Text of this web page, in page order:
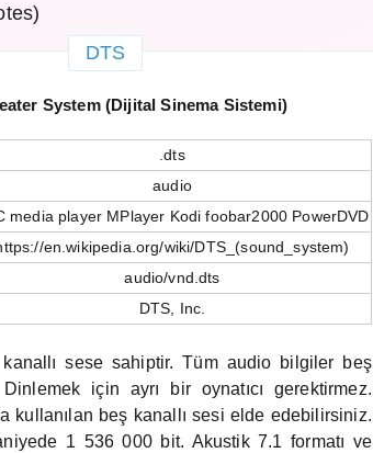
DTS
System (Dijital Sinema Sistemi)
.dts
audio
media player MPlayer Kodi foobar2000 PowerDVD
en.wikipedia.org/wiki/DTS_(sound_system)
audio/vnd.dts
DTS, Inc.
sese sahiptir. Tüm audio bilgiler beş
Dinlemek için ayrı bir oynatıcı gerektirmez.
kullanılan beş kanallı sesi elde edebilirsiniz.
1 536 000 bit. Akustik 7.1 formatı ve